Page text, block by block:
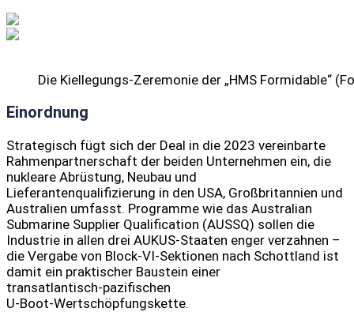
Die Kiellegungs-Zeremonie der „HMS Formidable“
Einordnung
Strategisch fügt sich der Deal in die 2023 vereinbarte
Rahmenpartnerschaft der beiden Unternehmen ein, die
nukleare Abrüstung, Neubau und
Lieferantenqualifizierung in den USA, Großbritannien und
Australien umfasst. Programme wie das Australian
Submarine Supplier Qualification (AUSSQ) sollen die
Industrie in allen drei AUKUS‑Staaten enger verzahnen –
die Vergabe von Block‑VI‑Sektionen nach Schottland ist
damit ein praktischer Baustein einer
transatlantisch‑pazifischen
U‑Boot‑Wertschöpfungskette.